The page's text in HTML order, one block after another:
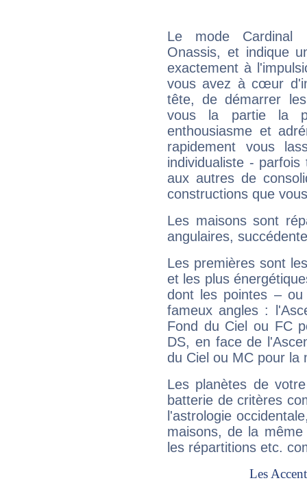
Le mode Cardinal
Onassis, et indique
exactement à
vous avez à cœur
tête, de démarrer
vous la partie la
enthousiasme et
rapidement vous
individualiste -
aux autres de
constructions que
Les maisons sont
angulaires,
Les premières sont
et les plus
dont les pointes –
fameux angles :
Fond du Ciel ou FC
DS, en face de
du Ciel ou MC pour la
Les planètes de
batterie de critères
l'astrologie
maisons, de la
les répartitions etc.